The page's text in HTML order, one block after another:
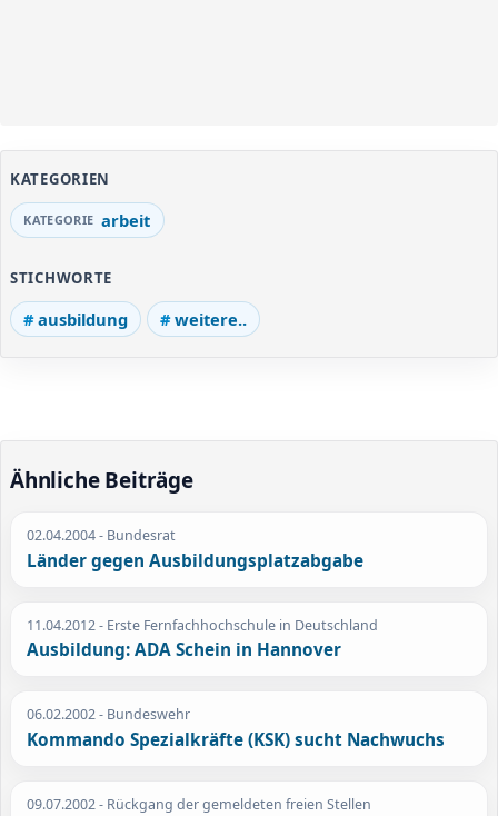
KATEGORIEN
arbeit
STICHWORTE
ausbildung weitere..
Ähnliche Beiträge
02.04.2004- Bundesrat
Länder gegen Ausbildungsplatzabgabe
11.04.2012- Erste Fernfachhochschule in Deutschland
Ausbildung: ADA Schein in Hannover
06.02.2002- Bundeswehr
Kommando Spezialkräfte (KSK) sucht Nachwuchs
09.07.2002- Rückgang der gemeldeten freien Stellen